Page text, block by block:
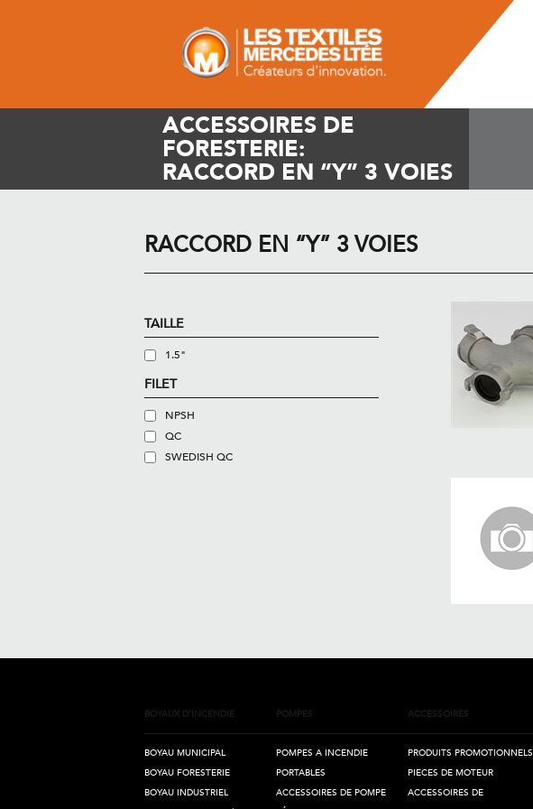
ACCESSOIRES DE
FORESTERIE:
RACCORD EN “Y” 3 VOIES
RACCORD EN “Y” 3 VOIES
TAILLE
1.5"
FILET
NPSH
QC
SWEDISH QC
BOYAUX D'INCENDIE
BOYAU MUNICIPAL
BOYAU FORESTERIE
BOYAU INDUSTRIEL
POMPES
POMPES A INCENDIE
PORTABLES
ACCESSOIRES DE POMPE
ACCESSOIRES
PRODUITS PROMOTIONNELS
PIECES DE MOTEUR
ACCESSOIRES DE